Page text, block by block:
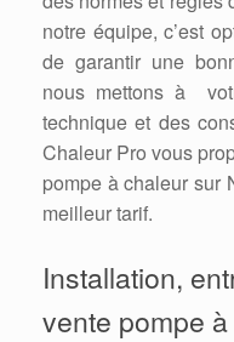
notre équipe, c’est
de garantir une
nous mettons à
technique et des
Chaleur Pro vous
pompe à chaleur sur
meilleur tarif.
Installation,
vente pompe